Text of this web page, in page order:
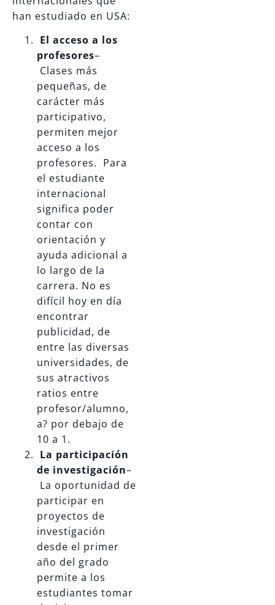
han estudiado en USA:
El acceso a los
profesores–
Clases más
pequeñas, de
carácter más
participativo,
permiten mejor
acceso a los
profesores. Para
el estudiante
internacional
significa poder
contar con
orientación y
ayuda adicional a
lo largo de la
carrera. No es
difícil hoy en día
encontrar
publicidad, de
entre las diversas
universidades, de
sus atractivos
ratios entre
profesor/alumno,
a? por debajo de
10 a 1.
La participación
de investigación–
La oportunidad de
participar en
proyectos de
investigación
desde el primer
año del grado
permite a los
estudiantes tomar